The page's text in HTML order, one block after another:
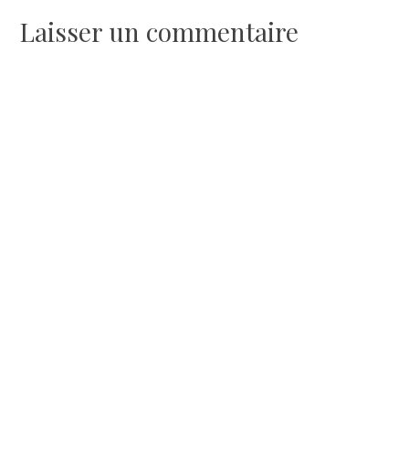
l’article
Laisser un commentaire